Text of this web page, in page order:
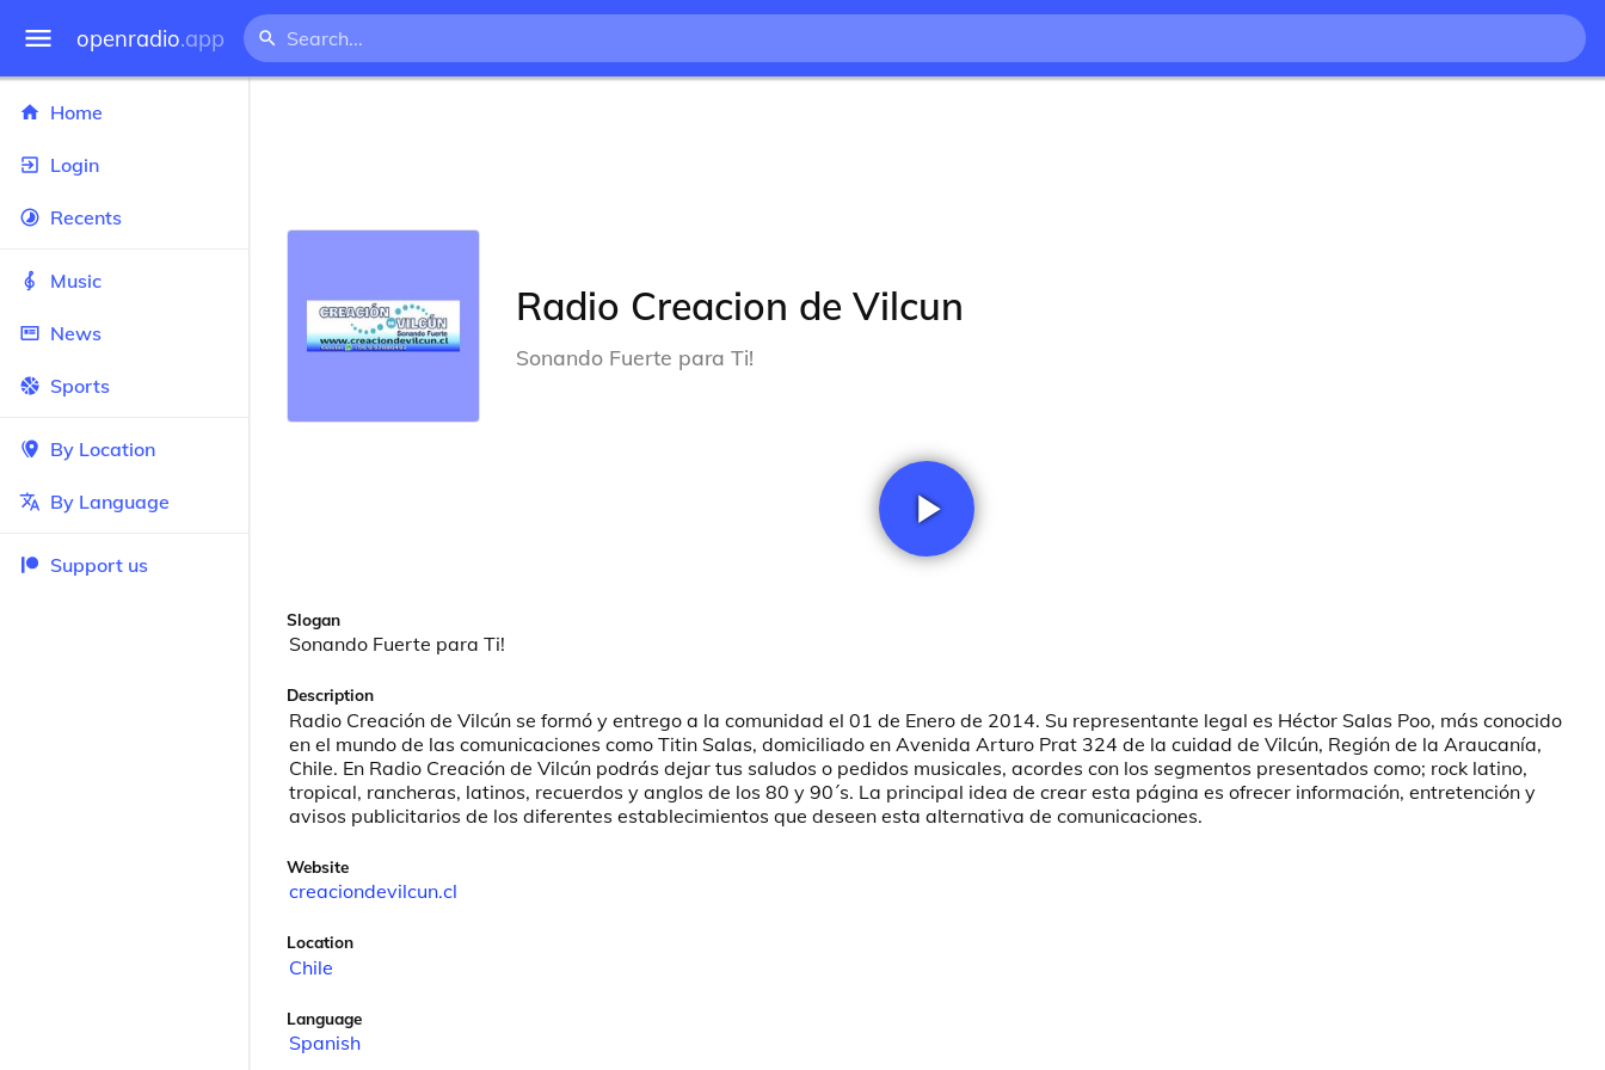
openradio.app
Home
Login
Recents
Music
News
Sports
By Location
By Language
Support us
Radio Creacion de Vilcun
Sonando Fuerte para Ti!
Slogan
Sonando Fuerte para Ti!
Description
Radio Creación de Vilcún se formó y entrego a la comunidad el 01 de Enero de 2014. Su representante legal es Héctor Salas Poo, más conocido
en el mundo de las comunicaciones como Titin Salas, domiciliado en Avenida Arturo Prat 324 de la cuidad de Vilcún, Región de la Araucanía,
Chile. En Radio Creación de Vilcún podrás dejar tus saludos o pedidos musicales, acordes con los segmentos presentados como; rock latino,
tropical, rancheras, latinos, recuerdos y anglos de los 80 y 90´s. La principal idea de crear esta página es ofrecer información, entretención y
avisos publicitarios de los diferentes establecimientos que deseen esta alternativa de comunicaciones.
Website
creaciondevilcun.cl
Location
Chile
Language
Spanish